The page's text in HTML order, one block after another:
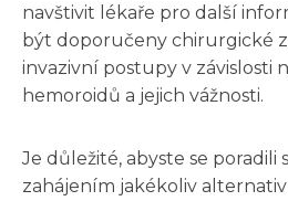
navštivit lékaře pro další
být doporučeny chirurgické
invazivní postupy v závislosti
hemoroidů a jejich vážnosti.
Je důležité, abyste se poradili
zahájením jakékoliv